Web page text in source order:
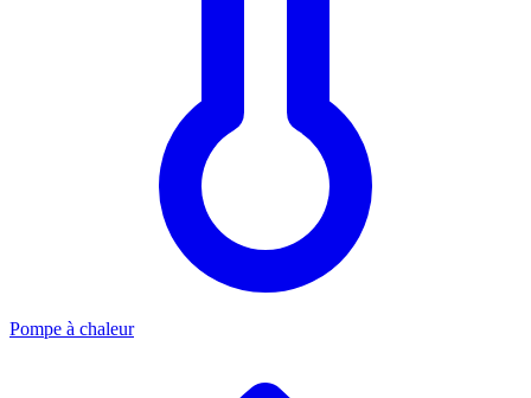
Pompe à chaleur